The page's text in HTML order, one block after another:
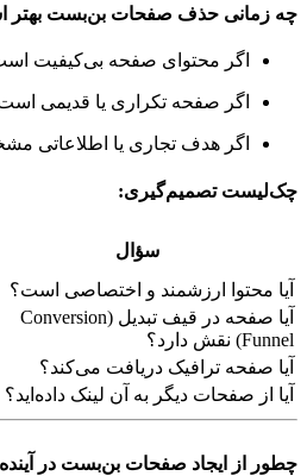
چه زمانی حذف صفحات بن‌بست بهتر
اگر محتوای صفحه بی‌کیفیت
اگر صفحه تکراری یا قدیمی
اگر هدف تجاری یا اطلاعاتی
چک‌لیست تصمیم‌گیری:
سؤال
آیا محتوا ارزشمند و اختصاصی است؟
آیا صفحه در قیف تبدیل (Conversion
Funnel) نقش دارد؟
آیا صفحه ترافیک دریافت می‌کند؟
آیا از صفحات دیگر به آن لینک داده‌اید؟
چطور از ایجاد صفحات بن‌بست در